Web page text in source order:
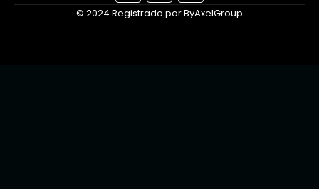
© 2024 Registrado por ByAxelGroup